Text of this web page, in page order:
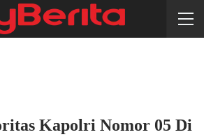
Kapolri Nomor 05 Di